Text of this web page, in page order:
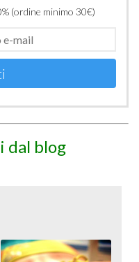
(ordine minimo 30€)
dal blog